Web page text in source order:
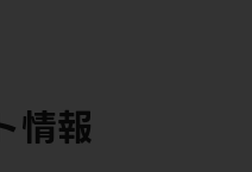
情報